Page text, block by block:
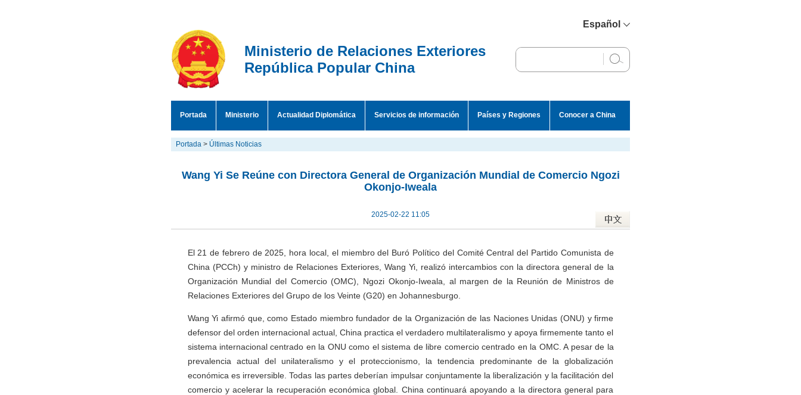
Español
English
Ministerio de Relaciones Exteriores
República Popular China
Portada Ministerio Actualidad Diplomática Servicios de información Países y Regiones Conocer a China
Portada > Últimas Noticias
Wang Yi Se Reúne con Directora General de Organización Mundial de Comercio Ngozi
Okonjo-Iweala
2025-02-22 11:05
El 21 de febrero de 2025, hora local, el miembro del Buró Político del Comité Central del Partido Comunista de
China (PCCh) y ministro de Relaciones Exteriores, Wang Yi, realizó intercambios con la directora general de la
Organización Mundial del Comercio (OMC), Ngozi Okonjo-Iweala, al margen de la Reunión de Ministros de
Relaciones Exteriores del Grupo de los Veinte (G20) en Johannesburgo.
Wang Yi afirmó que, como Estado miembro fundador de la Organización de las Naciones Unidas (ONU) y firme
defensor del orden internacional actual, China practica el verdadero multilateralismo y apoya firmemente tanto el
sistema internacional centrado en la ONU como el sistema de libre comercio centrado en la OMC. A pesar de la
prevalencia actual del unilateralismo y el proteccionismo, la tendencia predominante de la globalización
económica es irreversible. Todas las partes deberían impulsar conjuntamente la liberalización y la facilitación del
comercio y acelerar la recuperación económica global. China continuará apoyando a la directora general para